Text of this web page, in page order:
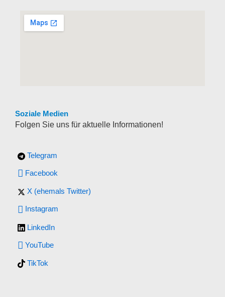
Soziale Medien
Folgen Sie uns für aktuelle Informationen!
Telegram
Facebook
X (ehemals Twitter)
Instagram
LinkedIn
YouTube
TikTok